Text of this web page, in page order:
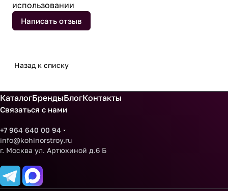
использовании
Написать отзыв
Назад к списку
КаталогБрендыБлогКонтакты
Связаться с нами
+7 964 640 00 94
info@kohinorstroy.ru
г. Москва ул. Артюхиной д.6 Б